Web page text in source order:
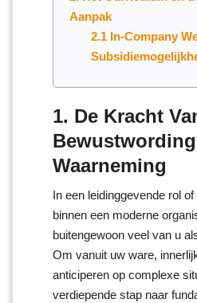
Aanpak
2.1 In-Company
1. De Kracht
Waarneming
In een leidinggevende rol
binnen een moderne
buitengewoon veel van u
Om vanuit uw ware,
anticiperen op complexe
verdiepende stap naar